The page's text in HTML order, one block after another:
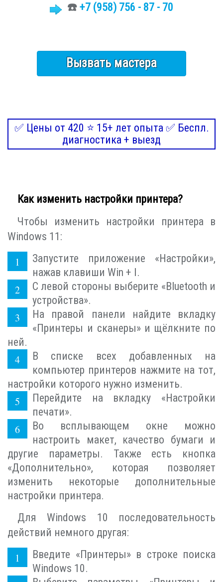
☎️ +7 (958) 756 - 87 - 70
Вызвать мастера
✅ Цены от 420 ⭐ 15+ лет опыта ✅ Беспл.
диагностика + выезд
Как изменить настройки принтера?
Чтобы изменить настройки принтера в
Windows 11:
Запустите приложение «Настройки»,
нажав клавиши Win + I.
С левой стороны выберите «Bluetooth и
устройства».
На правой панели найдите вкладку
«Принтеры и сканеры» и щёлкните по
ней.
В списке всех добавленных на
компьютер принтеров нажмите на тот,
настройки которого нужно изменить.
Перейдите на вкладку «Настройки
печати».
Во всплывающем окне можно
настроить макет, качество бумаги и
другие параметры. Также есть кнопка
«Дополнительно», которая позволяет
изменить некоторые дополнительные
настройки принтера.
Для Windows 10 последовательность
действий немного другая:
Введите «Принтеры» в строке поиска
Windows 10.